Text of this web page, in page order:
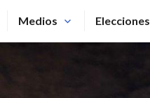
Medios Elecciones